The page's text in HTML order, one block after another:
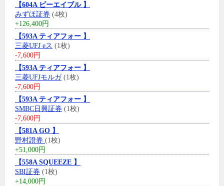
【604A ビーエイブル 】
みずほ証券 (4枚)
+126,400円
【593A ティアフォー 】
三菱UFJ eス (1枚)
-7,600円
【593A ティアフォー 】
三菱UFJモルガ(1枚)
-7,600円
【593A ティアフォー 】
SMBC日興証券 (1枚)
-7,600円
【581A GO 】
野村證券 (1枚)
+51,000円
【558A SQUEEZE 】
SBI証券 (1枚)
+14,000円